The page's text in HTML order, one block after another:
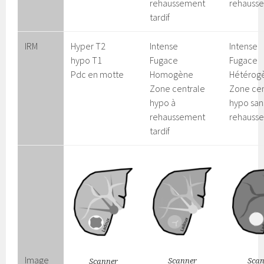
rehaussement
tardif
IRM
Hyper T2
hypo T1
Pdc en motte
Intense
Fugace
Homogène
Zone centrale
hypo à
rehaussement
tardif
Intense
Fugace
Zone
hypo
Image Scanner Scanner